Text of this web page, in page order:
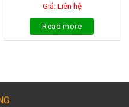
Giá: Liên hệ
Read more